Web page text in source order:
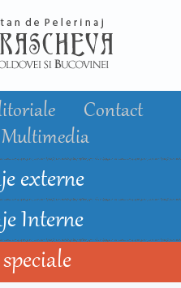
Contact
Multimedia
externe
Interne